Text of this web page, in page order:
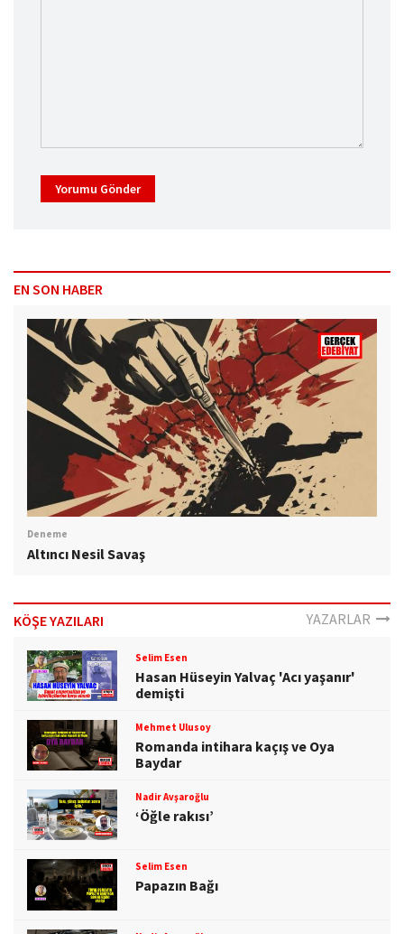
Yorumu Gönder
EN SON HABER
Deneme
Altıncı Nesil Savaş
KÖŞE YAZILARI YAZARLAR
Selim Esen
Hasan Hüseyin Yalvaç 'Acı yaşanır'
demişti
Mehmet Ulusoy
Romanda intihara kaçış ve Oya
Baydar
Nadir Avşaroğlu
‘Öğle rakısı’
Selim Esen
Papazın Bağı